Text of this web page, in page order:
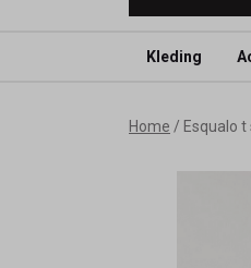
Kleding
Esqualo
Home Esqualo